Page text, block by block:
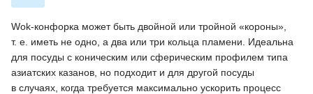
Wok-конфорка может быть двойной или тройной «короны»,
т. е. иметь не одно, а два или три кольца пламени. Идеальна
для посуды с коническим или сферическим профилем типа
азиатских казанов, но подходит и для другой посуды
в случаях, когда требуется максимально ускорить процесс